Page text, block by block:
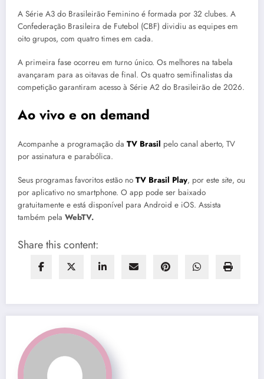
A Série A3 do Brasileirão Feminino é formada por 32 clubes. A
Confederação Brasileira de Futebol (CBF) dividiu as equipes em
oito grupos, com quatro times em cada.
A primeira fase ocorreu em turno único. Os melhores na tabela
avançaram para as oitavas de final. Os quatro semifinalistas da
competição garantiram acesso à Série A2 do Brasileirão de 2026.
Ao vivo e on demand
Acompanhe a programação da TV Brasil pelo canal aberto, TV
por assinatura e parabólica.
Seus programas favoritos estão no TV Brasil Play, por este site, ou
por aplicativo no smartphone. O app pode ser baixado
gratuitamente e está disponível para Android e iOS. Assista
também pela WebTV.
Share this content: